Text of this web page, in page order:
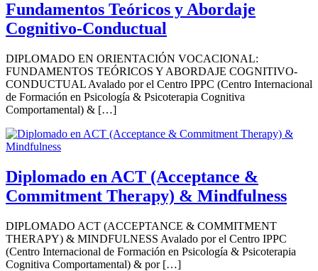
Fundamentos Teóricos y Abordaje
Cognitivo-Conductual
DIPLOMADO EN ORIENTACIÓN VOCACIONAL:
FUNDAMENTOS TEÓRICOS Y ABORDAJE COGNITIVO-
CONDUCTUAL Avalado por el Centro IPPC (Centro Internacional
de Formación en Psicología & Psicoterapia Cognitiva
Comportamental) & […]
Diplomado en ACT (Acceptance &
Commitment Therapy) & Mindfulness
DIPLOMADO ACT (ACCEPTANCE & COMMITMENT
THERAPY) & MINDFULNESS Avalado por el Centro IPPC
(Centro Internacional de Formación en Psicología & Psicoterapia
Cognitiva Comportamental) & por […]